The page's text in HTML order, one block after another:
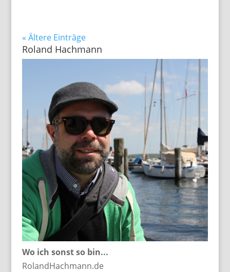
« Ältere Einträge
Roland Hachmann
Wo ich sonst so bin...
RolandHachmann.de